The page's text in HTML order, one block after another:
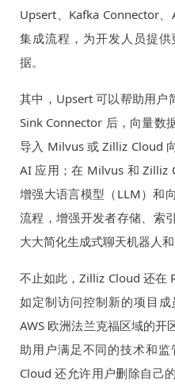
Upsert、Kafka Connector
集成流程，为开发人员提
据。
其中，Upsert 可以帮助用户
Sink Connector 后，向量数
导入 Milvus 或 Zilliz Cloud
AI 应用；在 Milvus 和 Zilliz
增强大语言模型（LLM）和
流程，增强开发者存储、索
大大简化生成式聊天机器人
不止如此，Zilliz Cloud 还在
如定制访问控制新的项目成
AWS 欧洲法兰克福区域的开
助用户满足不同的技术和
Cloud 还允许用户删除自己